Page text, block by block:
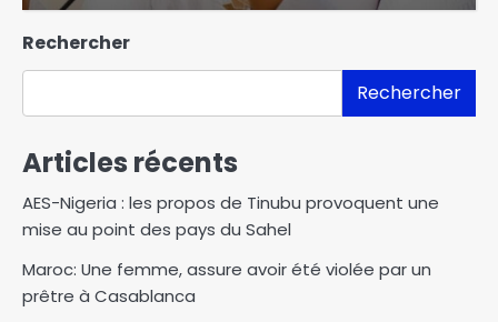
Rechercher
Rechercher
Articles récents
AES-Nigeria : les propos de Tinubu provoquent une
mise au point des pays du Sahel
Maroc: Une femme, assure avoir été violée par un
prêtre à Casablanca